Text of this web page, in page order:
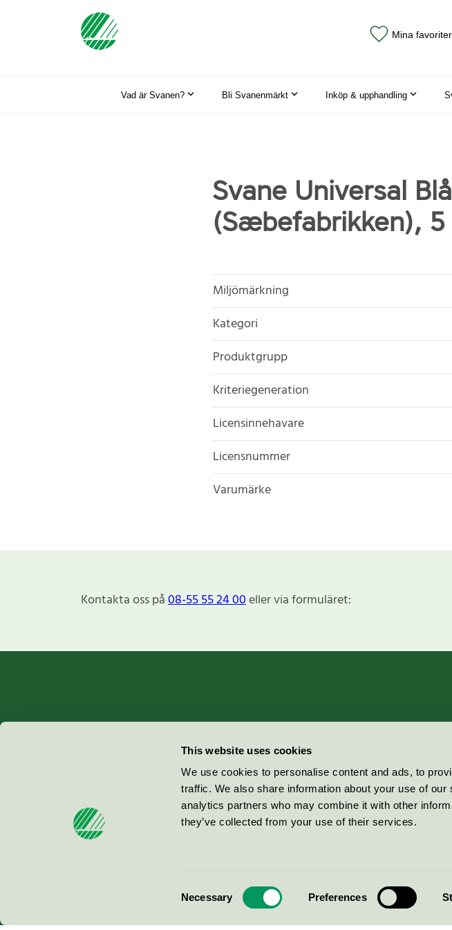
This website uses cookies
We use cookies to personalise content and ads, to
traffic. We also share information about your use of
analytics partners who may combine it with other
they’ve collected from your use of their services.
Necessary Preferences
Mina favoriter
Vad är Svanen? Bli Svanenmärkt Inköp & upphandling
Svane Universal
(Sæbefabrikken), 5
Miljömärkning
Kategori
Produktgrupp
Kriteriegeneration
Licensinnehavare
Licensnummer
Varumärke
Kontakta oss på08-55 55 24 00eller via formuläret:
Miljömärkning Sverige AB
100 64